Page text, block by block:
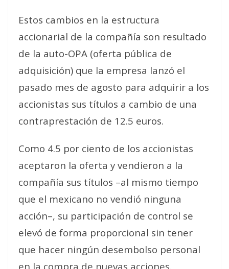
Estos cambios en la estructura
accionarial de la compañía son resultado
de la auto-OPA (oferta pública de
adquisición) que la empresa lanzó el
pasado mes de agosto para adquirir a los
accionistas sus títulos a cambio de una
contraprestación de 12.5 euros.
Como 4.5 por ciento de los accionistas
aceptaron la oferta y vendieron a la
compañía sus títulos –al mismo tiempo
que el mexicano no vendió ninguna
acción–, su participación de control se
elevó de forma proporcional sin tener
que hacer ningún desembolso personal
en la compra de nuevas acciones.